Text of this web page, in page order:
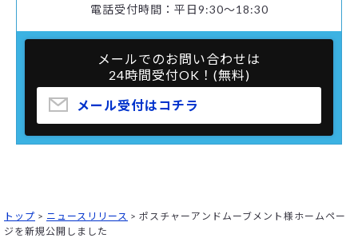
電話受付時間：平日9:30～18:30
メールでのお問い合わせは
24時間受付OK！(無料)
メール受付はコチラ
トップ > ニュースリリース > ポスチャーアンドムーブメント様ホームペー
ジを新規公開しました